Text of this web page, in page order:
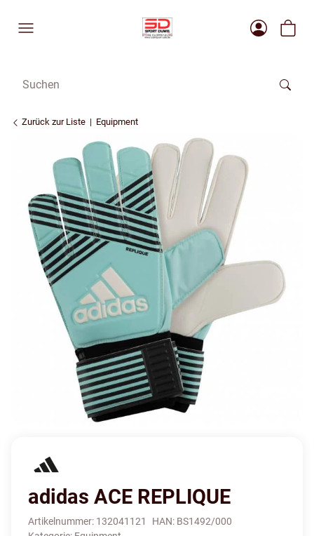
Zurück zur Liste Equipment
adidas ACE REPLIQUE
Artikelnummer: 132041121 HAN: BS1492/000